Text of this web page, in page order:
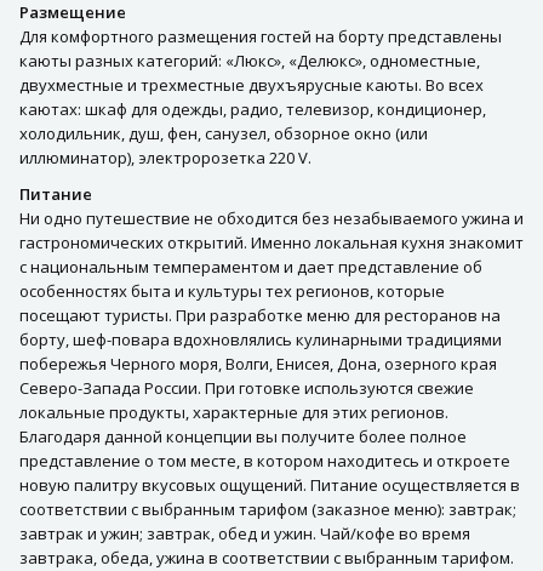
Размещение
Для комфортного размещения гостей на борту представлены
каюты разных категорий: «Люкс», «Делюкс», одноместные,
двухместные и трехместные двухъярусные каюты. Во всех
каютах: шкаф для одежды, радио, телевизор, кондиционер,
холодильник, душ, фен, санузел, обзорное окно (или
иллюминатор), электророзетка 220 V.
Питание
Ни одно путешествие не обходится без незабываемого ужина и
гастрономических открытий. Именно локальная кухня знакомит
с национальным темпераментом и дает представление об
особенностях быта и культуры тех регионов, которые
посещают туристы. При разработке меню для ресторанов на
борту, шеф-повара вдохновлялись кулинарными традициями
побережья Черного моря, Волги, Енисея, Дона, озерного края
Северо-Запада России. При готовке используются свежие
локальные продукты, характерные для этих регионов.
Благодаря данной концепции вы получите более полное
представление о том месте, в котором находитесь и откроете
новую палитру вкусовых ощущений. Питание осуществляется в
соответствии с выбранным тарифом (заказное меню): завтрак;
завтрак и ужин; завтрак, обед и ужин. Чай/кофе во время
завтрака, обеда, ужина в соответствии с выбранным тарифом.